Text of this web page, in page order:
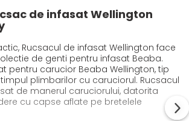
de infasat Wellington
Rucsacul de infasat Wellington face
de genti pentru infasat Beaba.
pentru carucior Beaba Wellington, tip
plimbarilor cu caruciorul. Rucsacul
de manerul caruciorului, datorita
cu capse aflate pe bretelele